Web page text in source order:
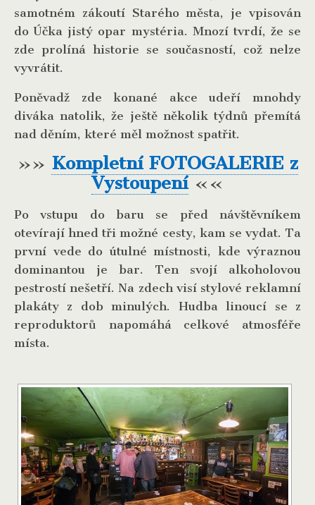
samotném zákoutí Starého města, je vpisován
do Účka jistý opar mystéria. Mnozí tvrdí, že se
zde prolíná historie se současností, což nelze
vyvrátit.
Poněvadž zde konané akce udeří mnohdy
diváka natolik, že ještě několik týdnů přemítá
nad děním, které měl možnost spatřit.
»» Kompletní FOTOGALERIE z
Vystoupení««
Po vstupu do baru se před návštěvníkem
otevírají hned tři možné cesty, kam se vydat. Ta
první vede do útulné místnosti, kde výraznou
dominantou je bar. Ten svojí alkoholovou
pestrostí nešetří. Na zdech visí stylové reklamní
plakáty z dob minulých. Hudba linoucí se z
reproduktorů napomáhá celkové atmosféře
místa.